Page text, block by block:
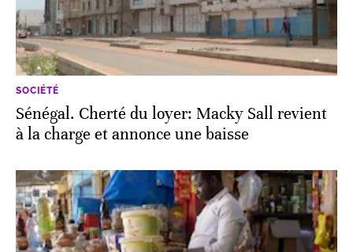
SOCIÉTÉ
Sénégal. Cherté du loyer: Macky Sall revient
à la charge et annonce une baisse